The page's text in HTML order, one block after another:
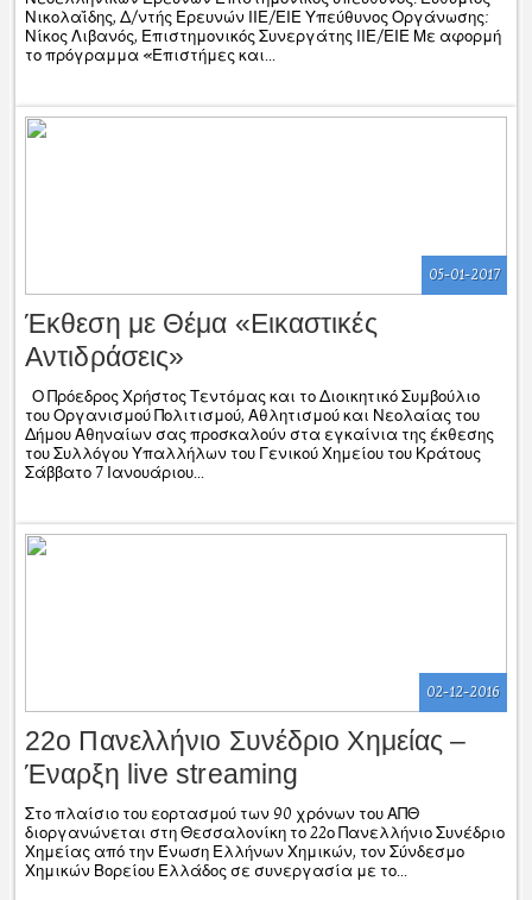
Νικολαΐδης, Δ/ντής Ερευνών ΙΙΕ/ΕΙΕ Υπεύθυνος Οργάνωσης:
Νίκος Λιβανός, Επιστημονικός Συνεργάτης ΙΙΕ/ΕΙΕ Με αφορμή
το πρόγραμμα «Επιστήμες και...
05-01-2017
Έκθεση με Θέμα «Εικαστικές
Αντιδράσεις»
Ο Πρόεδρος Χρήστος Τεντόμας και το Διοικητικό Συμβούλιο
του Οργανισμού Πολιτισμού, Αθλητισμού και Νεολαίας του
Δήμου Αθηναίων σας προσκαλούν στα εγκαίνια της έκθεσης
του Συλλόγου Υπαλλήλων του Γενικού Χημείου του Κράτους
Σάββατο 7 Ιανουάριου...
02-12-2016
22ο Πανελλήνιο Συνέδριο Χημείας –
Έναρξη live streaming
Στο πλαίσιο του εορτασμού των 90 χρόνων του ΑΠΘ
διοργανώνεται στη Θεσσαλονίκη το 22ο Πανελλήνιο Συνέδριο
Χημείας από την Ένωση Ελλήνων Χημικών, τον Σύνδεσμο
Χημικών Βορείου Ελλάδος σε συνεργασία με το...